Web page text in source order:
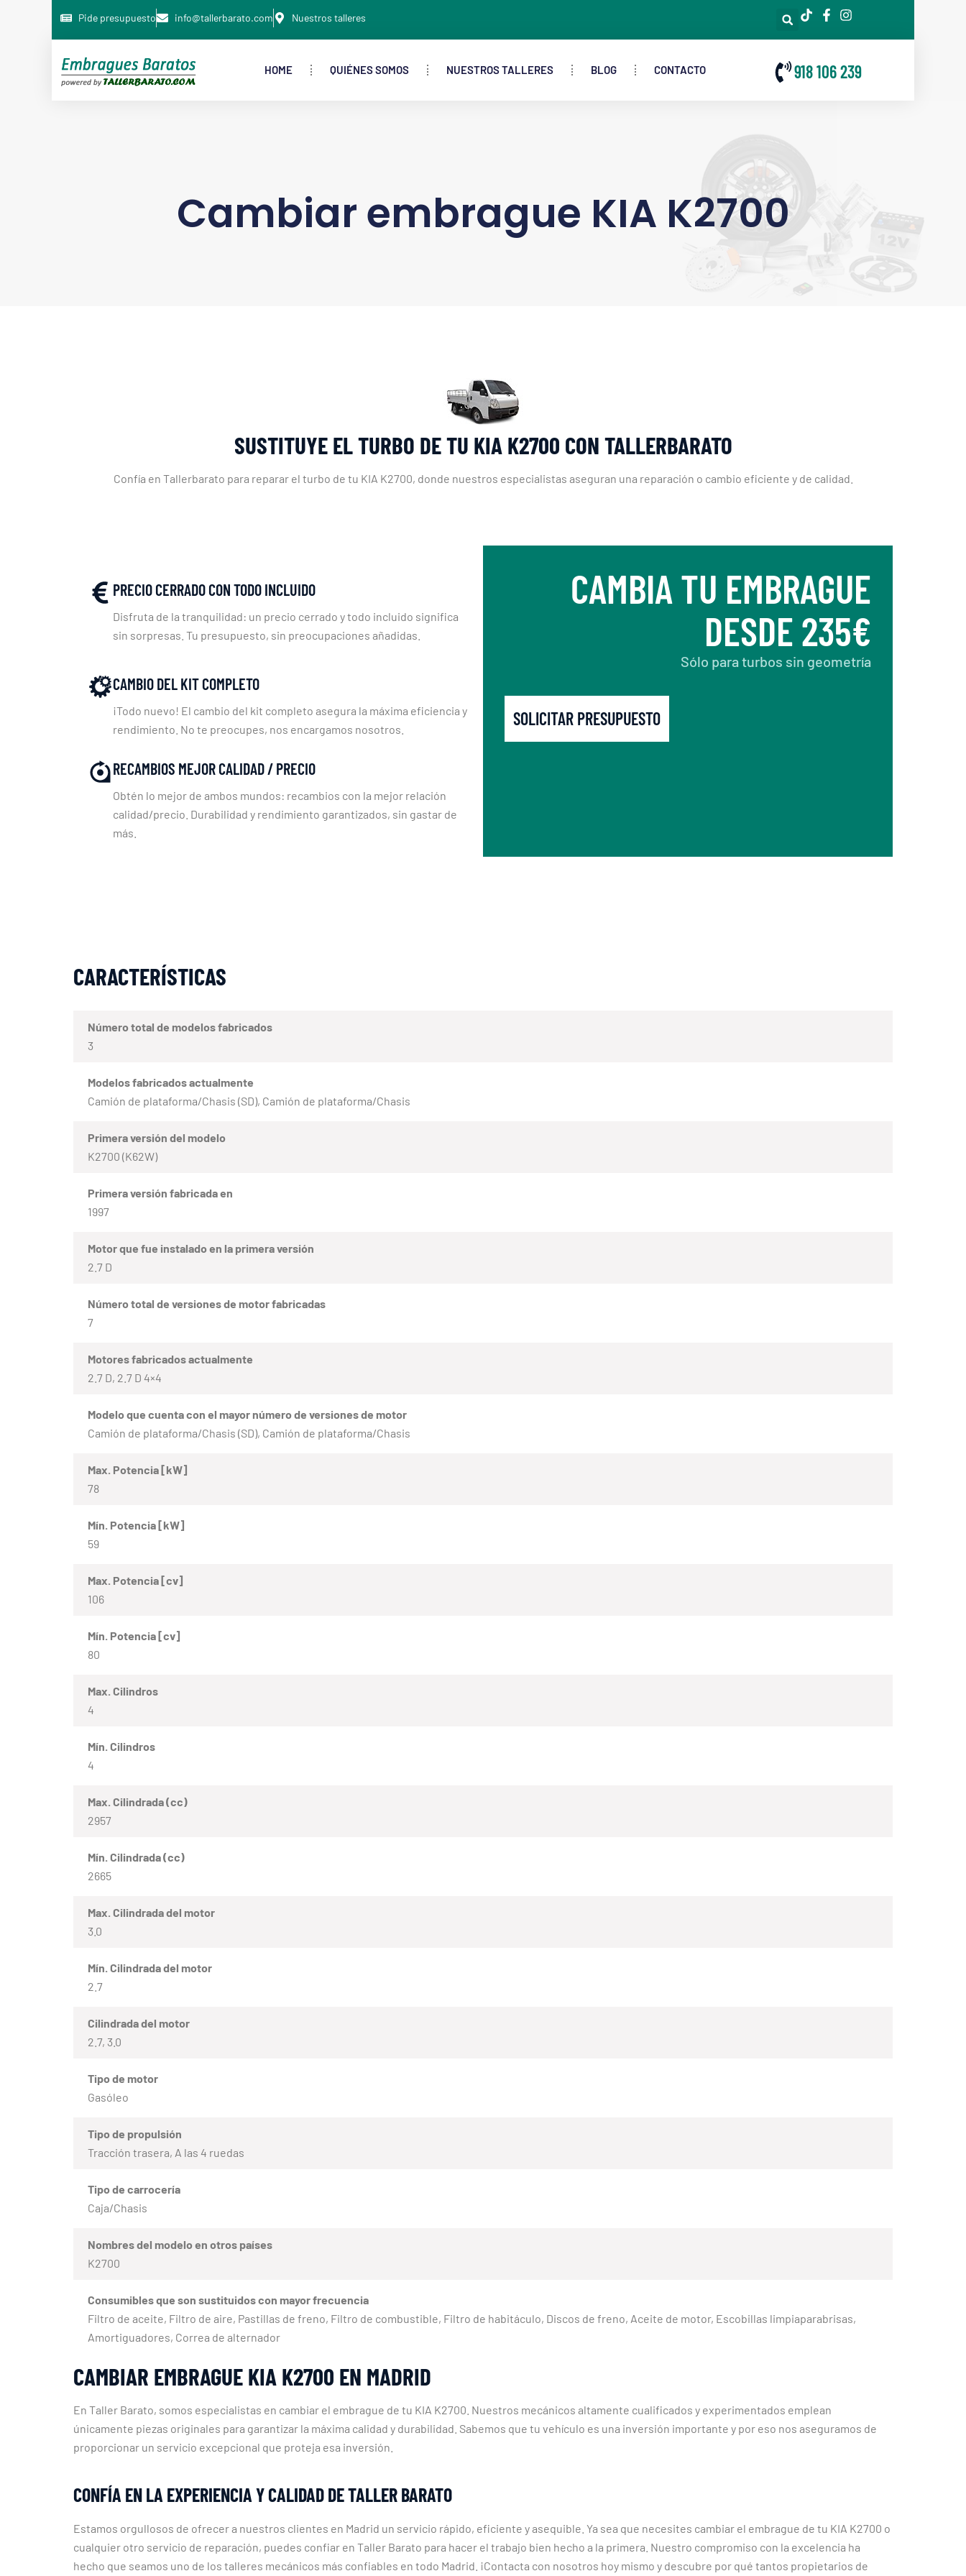
Pide presupuesto info@tallerbarato.com Nuestros talleres
HOME QUIÉNES SOMOS NUESTROS TALLERES BLOG CONTACTO 918 106 239
Cambiar embrague KIA K2700
SUSTITUYE EL TURBO DE TU KIA K2700 CON TALLERBARATO
Confía en Tallerbarato para reparar el turbo de tu KIA K2700, donde nuestros especialistas aseguran una reparación o cambio eficiente y de calidad.
PRECIO CERRADO CON TODO INCLUIDO
Disfruta de la tranquilidad: un precio cerrado y todo incluido significa
sin sorpresas. Tu presupuesto, sin preocupaciones añadidas.
CAMBIO DEL KIT COMPLETO
¡Todo nuevo! El cambio del kit completo asegura la máxima eficiencia y
rendimiento. No te preocupes, nos encargamos nosotros.
RECAMBIOS MEJOR CALIDAD / PRECIO
Obtén lo mejor de ambos mundos: recambios con la mejor relación
calidad/precio. Durabilidad y rendimiento garantizados, sin gastar de
más.
CAMBIA TU EMBRAGUE
DESDE 235€
Sólo para turbos sin geometría
SOLICITAR PRESUPUESTO
CARACTERÍSTICAS
Número total de modelos fabricados
3
Modelos fabricados actualmente
Camión de plataforma/Chasis (SD), Camión de plataforma/Chasis
Primera versión del modelo
K2700 (K62W)
Primera versión fabricada en
1997
Motor que fue instalado en la primera versión
2.7 D
Número total de versiones de motor fabricadas
7
Motores fabricados actualmente
2.7 D, 2.7 D 4×4
Modelo que cuenta con el mayor número de versiones de motor
Camión de plataforma/Chasis (SD), Camión de plataforma/Chasis
Max. Potencia [kW]
78
Mín. Potencia [kW]
59
Max. Potencia [cv]
106
Mín. Potencia [cv]
80
Max. Cilindros
4
Mín. Cilindros
4
Max. Cilindrada (cc)
2957
Mín. Cilindrada (cc)
2665
Max. Cilindrada del motor
3.0
Mín. Cilindrada del motor
2.7
Cilindrada del motor
2.7, 3.0
Tipo de motor
Gasóleo
Tipo de propulsión
Tracción trasera, A las 4 ruedas
Tipo de carrocería
Caja/Chasis
Nombres del modelo en otros países
K2700
Consumibles que son sustituidos con mayor frecuencia
Filtro de aceite, Filtro de aire, Pastillas de freno, Filtro de combustible, Filtro de habitáculo, Discos de freno, Aceite de motor, Escobillas limpiaparabrisas,
Amortiguadores, Correa de alternador
CAMBIAR EMBRAGUE KIA K2700 EN MADRID
En Taller Barato, somos especialistas en cambiar el embrague de tu KIA K2700. Nuestros mecánicos altamente cualificados y experimentados emplean
únicamente piezas originales para garantizar la máxima calidad y durabilidad. Sabemos que tu vehículo es una inversión importante y por eso nos aseguramos de
proporcionar un servicio excepcional que proteja esa inversión.
CONFÍA EN LA EXPERIENCIA Y CALIDAD DE TALLER BARATO
Estamos orgullosos de ofrecer a nuestros clientes en Madrid un servicio rápido, eficiente y asequible. Ya sea que necesites cambiar el embrague de tu KIA K2700 o
cualquier otro servicio de reparación, puedes confiar en Taller Barato para hacer el trabajo bien hecho a la primera. Nuestro compromiso con la excelencia ha
hecho que seamos uno de los talleres mecánicos más confiables en todo Madrid. ¡Contacta con nosotros hoy mismo y descubre por qué tantos propietarios de